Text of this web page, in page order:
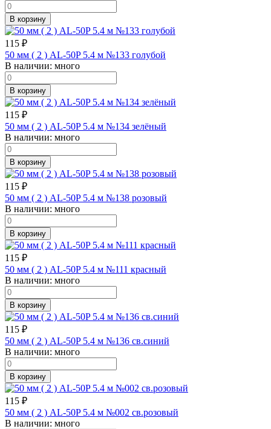
В корзину
115 ₽
50 мм ( 2 ) AL-50P 5.4 м №133 голубой
В наличии: много
В корзину
115 ₽
50 мм ( 2 ) AL-50P 5.4 м №134 зелёный
В наличии: много
В корзину
115 ₽
50 мм ( 2 ) AL-50P 5.4 м №138 розовый
В наличии: много
В корзину
115 ₽
50 мм ( 2 ) AL-50P 5.4 м №111 красный
В наличии: много
В корзину
115 ₽
50 мм ( 2 ) AL-50P 5.4 м №136 св.синий
В наличии: много
В корзину
115 ₽
50 мм ( 2 ) AL-50P 5.4 м №002 св.розовый
В наличии: много